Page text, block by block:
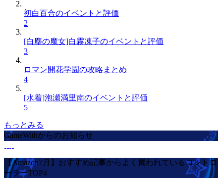
初白百合のイベントと評価
2
[白塵の魔女]白霧凍子のイベントと評価
3
ロマン開花学園の攻略まとめ
4
[水着]泡瀬満里南のイベントと評価
5
もっとみる
GameWithからのお知らせ
【Amazon7月】おすすめ記事からよく買われているコントロ
ーラーTOP4